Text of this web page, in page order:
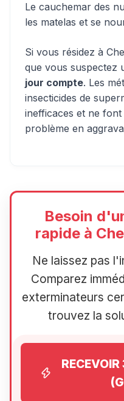
Le cauchemar des
les matelas et se
Si vous résidez à
que vous suspectez
jour compte. Les
insecticides de
inefficaces et ne
problème en
Besoin
rapide à
Ne laissez pas
Comparez
exterminateurs
trouvez la